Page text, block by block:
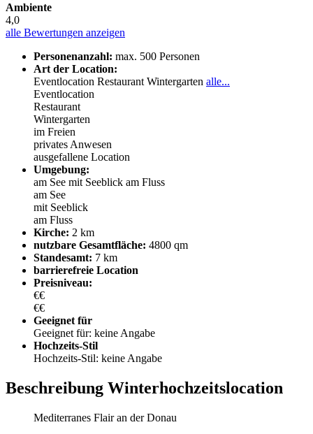
Ambiente
4,0
alle Bewertungen anzeigen
Personenanzahl: max. 500 Personen
Art der Location:
Eventlocation Restaurant Wintergarten alle...
Eventlocation
Restaurant
Wintergarten
im Freien
privates Anwesen
ausgefallene Location
Umgebung:
am See mit Seeblick am Fluss
am See
mit Seeblick
am Fluss
Kirche: 2 km
nutzbare Gesamtfläche: 4800 qm
Standesamt: 7 km
barrierefreie Location
Preisniveau:
€€
€€
Geeignet für
Geeignet für: keine Angabe
Hochzeits-Stil
Hochzeits-Stil: keine Angabe
Beschreibung Winterhochzeitslocation
Mediterranes Flair an der Donau